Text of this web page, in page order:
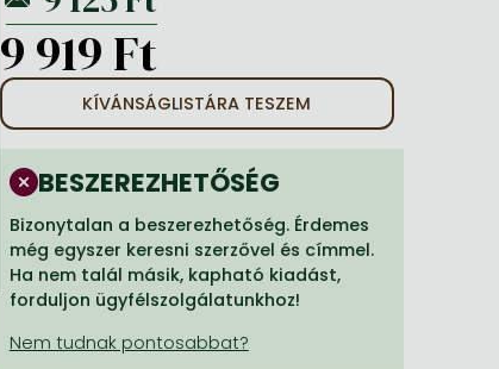
9 919 Ft
KÍVÁNSÁGLISTÁRA TESZEM
BESZEREZHETŐSÉG
Bizonytalan a beszerezhetőség. Érdemes
még egyszer keresni szerzővel és címmel.
Ha nem talál másik, kapható kiadást,
forduljon ügyfélszolgálatunkhoz!